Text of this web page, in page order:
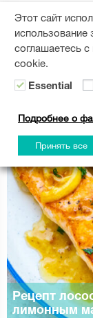
ВАМ
Рецепт
лимонным
Этот сайт
использование
соглашаетесь
cookie.
Essential
Подробнее о
Принять все